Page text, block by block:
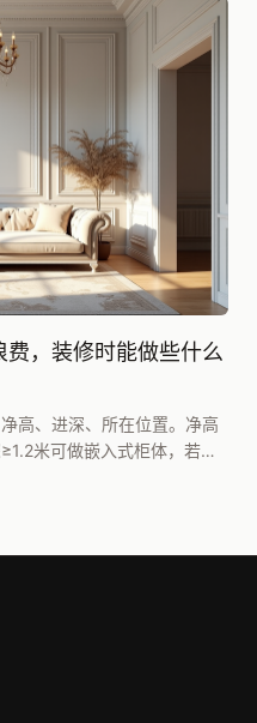
，装修时能做些什么
高、进深、所在位置。净高
米可做嵌入式柜体，若位